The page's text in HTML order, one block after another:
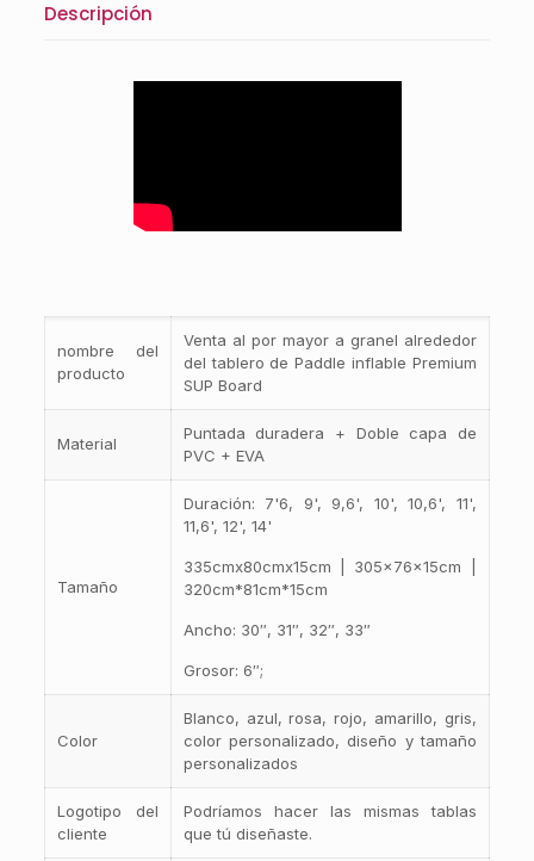
Descripción
nombre del
producto
Venta al por mayor a granel alrededor
del tablero de Paddle inflable Premium
SUP Board
Material
Puntada duradera + Doble capa de
PVC + EVA
Tamaño
Duración: 7'6, 9', 9,6', 10', 10,6', 11',
11,6', 12', 14'
335cmx80cmx15cm | 305x76x15cm |
320cm*81cm*15cm
Ancho: 30″, 31″, 32″, 33″
Grosor: 6″;
Color
Blanco, azul, rosa, rojo, amarillo, gris,
color personalizado, diseño y tamaño
personalizados
Logotipo del
cliente
Podríamos hacer las mismas tablas
que tú diseñaste.